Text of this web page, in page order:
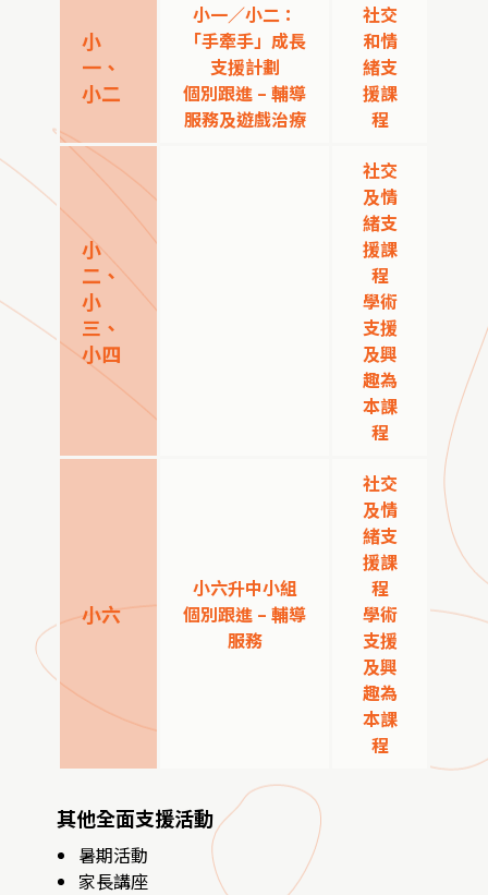
小
一、
小二
小一／小二：
「手牽手」成長
支援計劃
個別跟進 – 輔導
服務及遊戲治療
社交
和情
緒支
援課
程
小
二、
小
三、
小四
社交
及情
緒支
援課
程
學術
支援
及興
趣為
本課
程
小六
小六升中小組
個別跟進 – 輔導
服務
社交
及情
緒支
援課
程
學術
支援
及興
趣為
本課
程
其他全面支援活動
暑期活動
家長講座